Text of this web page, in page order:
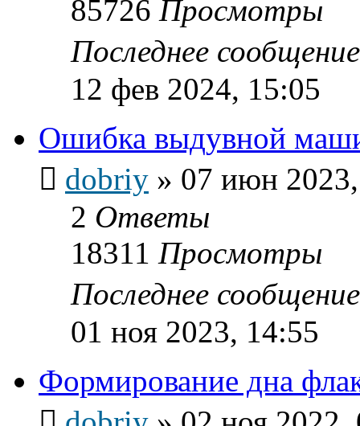
85726 Просмотры
Последнее
12 фев 2024, 15:05
Ошибка выдувной
dobriy » 07 июн
2 Ответы
18311 Просмотры
Последнее
01 ноя 2023, 14:55
Формирование дна